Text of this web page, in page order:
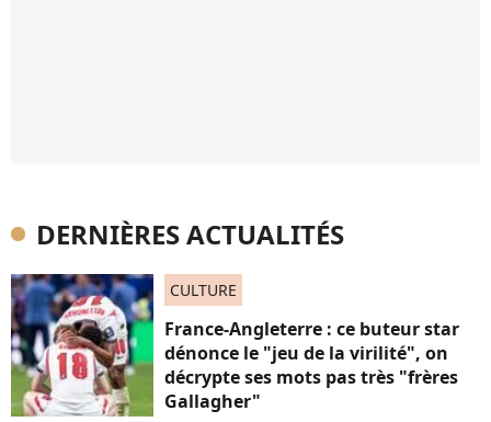
DERNIÈRES ACTUALITÉS
CULTURE
France-Angleterre : ce buteur star
dénonce le "jeu de la virilité", on
décrypte ses mots pas très "frères
Gallagher"